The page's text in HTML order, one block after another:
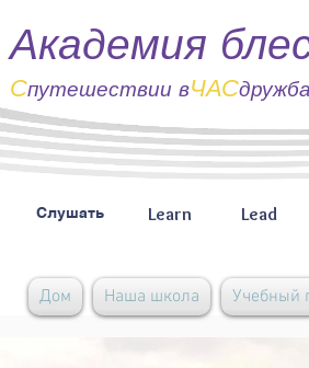
Академия
Спутешествии вЧАС
Слушать Learn Lead
Дом Наша школа Учебный